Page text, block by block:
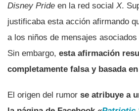
Disney Pride en la red social X.
justificaba esta acción afirmando
a los niños de mensajes asociados
Sin embargo, esta afirmación
completamente falsa y basada
El origen del rumor se atribuye a